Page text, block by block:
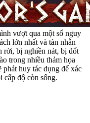
vượt qua một số nguy
lớn nhất và tàn nhẫn
rời, bị nghiền nát, bị đốt
trong nhiều thảm họa
huy tác dụng để xác
cấp độ còn sống.